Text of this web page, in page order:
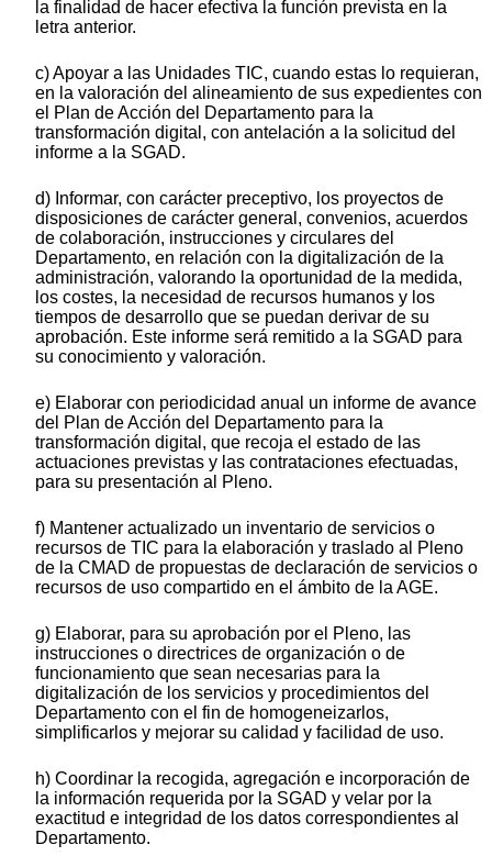
la finalidad de hacer efectiva la función prevista en la
letra anterior.
c) Apoyar a las Unidades TIC, cuando estas lo requieran,
en la valoración del alineamiento de sus expedientes con
el Plan de Acción del Departamento para la
transformación digital, con antelación a la solicitud del
informe a la SGAD.
d) Informar, con carácter preceptivo, los proyectos de
disposiciones de carácter general, convenios, acuerdos
de colaboración, instrucciones y circulares del
Departamento, en relación con la digitalización de la
administración, valorando la oportunidad de la medida,
los costes, la necesidad de recursos humanos y los
tiempos de desarrollo que se puedan derivar de su
aprobación. Este informe será remitido a la SGAD para
su conocimiento y valoración.
e) Elaborar con periodicidad anual un informe de avance
del Plan de Acción del Departamento para la
transformación digital, que recoja el estado de las
actuaciones previstas y las contrataciones efectuadas,
para su presentación al Pleno.
f) Mantener actualizado un inventario de servicios o
recursos de TIC para la elaboración y traslado al Pleno
de la CMAD de propuestas de declaración de servicios o
recursos de uso compartido en el ámbito de la AGE.
g) Elaborar, para su aprobación por el Pleno, las
instrucciones o directrices de organización o de
funcionamiento que sean necesarias para la
digitalización de los servicios y procedimientos del
Departamento con el fin de homogeneizarlos,
simplificarlos y mejorar su calidad y facilidad de uso.
h) Coordinar la recogida, agregación e incorporación de
la información requerida por la SGAD y velar por la
exactitud e integridad de los datos correspondientes al
Departamento.